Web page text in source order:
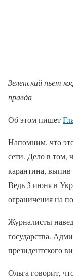
Зеленский пьет
правда
Об этом пишет
Напомним, что
сети. Дело в том,
карантина,
Ведь 3 июня в
ограничения на
Журналисты
государства.
президентского
Ольга говорит,